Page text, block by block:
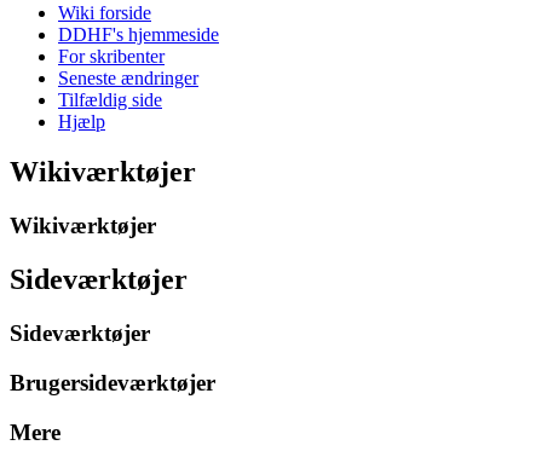
Wiki forside
DDHF's hjemmeside
For skribenter
Seneste ændringer
Tilfældig side
Hjælp
Wikiværktøjer
Wikiværktøjer
Sideværktøjer
Sideværktøjer
Brugersideværktøjer
Mere